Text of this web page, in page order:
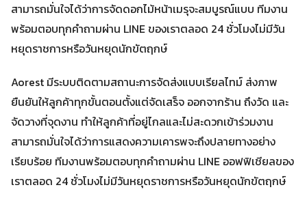
สามารถมั่นใจได้ว่าการจัดดอกไม้หน้าเมรุจะสมบูรณ์แบบ ทีมงาน
พร้อมตอบทุกคำถามผ่าน LINE ของเราตลอด 24 ชั่วโมงไม่มีวัน
หยุดราชการหรือวันหยุดนักขัตฤกษ์
Aorest มีระบบติดตามสถานะการจัดส่งแบบเรียลไทม์ ส่งภาพ
ยืนยันให้ลูกค้าทุกขั้นตอนตั้งแต่จัดเสร็จ ออกจากร้าน ถึงวัด และ
จัดวางที่จุดงาน ทำให้ลูกค้าที่อยู่ไกลและไม่สะดวกเข้าร่วมงาน
สามารถมั่นใจได้ว่าการแสดงความเคารพจะถึงปลายทางอย่าง
เรียบร้อย ทีมงานพร้อมตอบทุกคำถามผ่าน LINE ออฟฟิเชียลของ
เราตลอด 24 ชั่วโมงไม่มีวันหยุดราชการหรือวันหยุดนักขัตฤกษ์